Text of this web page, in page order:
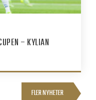
– KYLIAN
FLER NYHETER